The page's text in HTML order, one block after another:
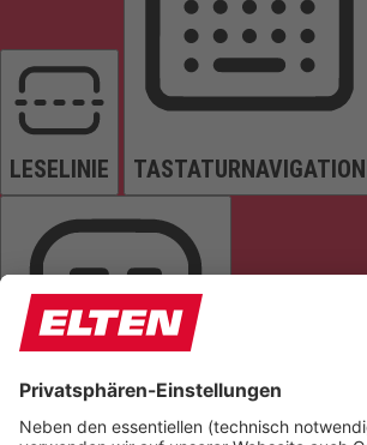
LESELINIE TASTATURNAVIGATION
TITEL HERVORHEBEN LESEMASKE